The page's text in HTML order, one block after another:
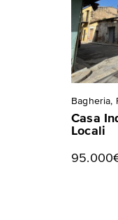
Bagheria,
Casa
Locali